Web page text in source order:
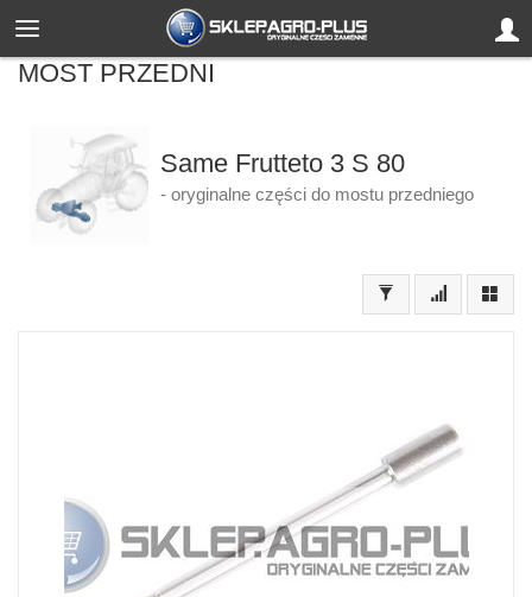
MOST PRZEDNI
Same Frutteto 3 S 80
- oryginalne części do mostu przedniego